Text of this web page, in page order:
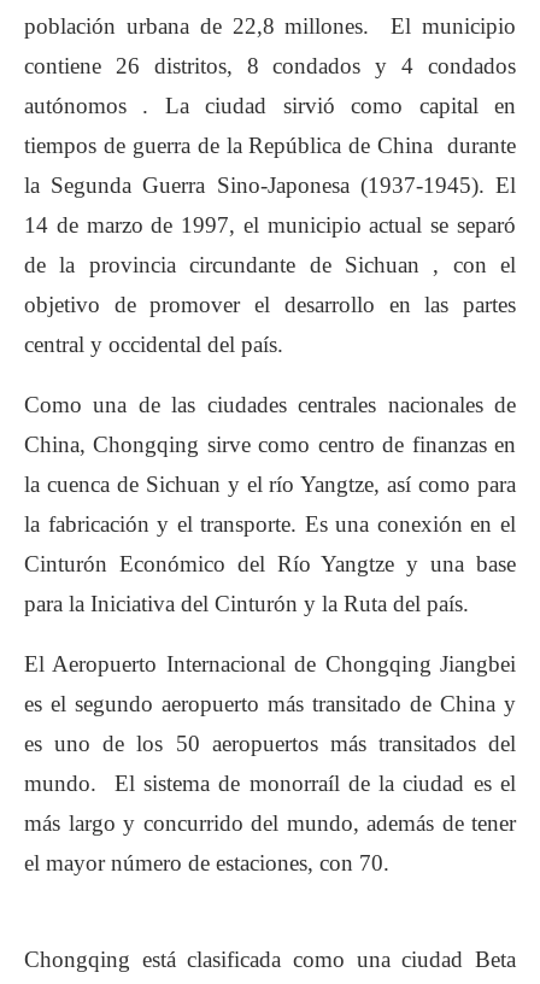
población urbana de 22,8 millones. El municipio
contiene 26 distritos, 8 condados y 4 condados
autónomos . La ciudad sirvió como capital en
tiempos de guerra de la República de China durante
la Segunda Guerra Sino-Japonesa (1937-1945). El
14 de marzo de 1997, el municipio actual se separó
de la provincia circundante de Sichuan , con el
objetivo de promover el desarrollo en las partes
central y occidental del país.
Como una de las ciudades centrales nacionales de
China, Chongqing sirve como centro de finanzas en
la cuenca de Sichuan y el río Yangtze, así como para
la fabricación y el transporte. Es una conexión en el
Cinturón Económico del Río Yangtze y una base
para la Iniciativa del Cinturón y la Ruta del país.
El Aeropuerto Internacional de Chongqing Jiangbei
es el segundo aeropuerto más transitado de China y
es uno de los 50 aeropuertos más transitados del
mundo. El sistema de monorraíl de la ciudad es el
más largo y concurrido del mundo, además de tener
el mayor número de estaciones, con 70.
Chongqing está clasificada como una ciudad Beta